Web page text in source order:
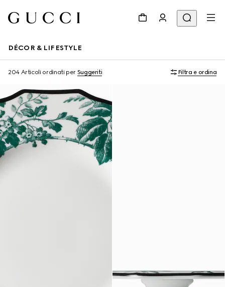
DÉCOR & LIFESTYLE
204 Articoli ordinati per Suggeriti Filtra e ordina